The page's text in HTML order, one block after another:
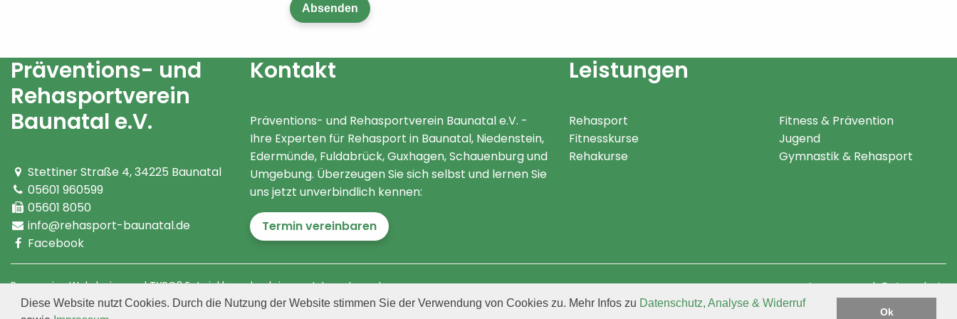
Diese Website nutzt Cookies. Durch die Nutzung der Website stimmen Sie der Verwendung von Cookies zu. Mehr Infos zu Datenschutz, Analyse & Widerruf
Ok
Absenden
Kontakt
Präventions- und Rehasportverein Baunatal e.V. -
Ihre Experten für Rehasport in Baunatal, Niedenstein,
Edermünde, Fuldabrück, Guxhagen, Schauenburg und
Umgebung. Überzeugen Sie sich selbst und lernen Sie
uns jetzt unverbindlich kennen:
Termin vereinbaren
Präventions- und
Rehasportverein
Baunatal e.V.
Stettiner Straße 4,34225 Baunatal
05601 960599
05601 8050
info@rehasport-baunatal.de
Facebook
Leistungen
Rehasport
Fitnesskurse
Rehakurse
Fitness & Prävention
Jugend
Gymnastik & Rehasport
Responsive Webdesign und TYPO3 Entwicklung durch igroup Internetagentur Impressum Datenschutz